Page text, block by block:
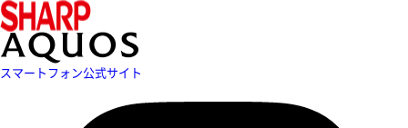
スマートフォン公式サイト